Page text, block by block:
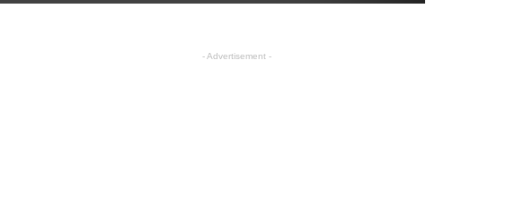
- Advertisement -